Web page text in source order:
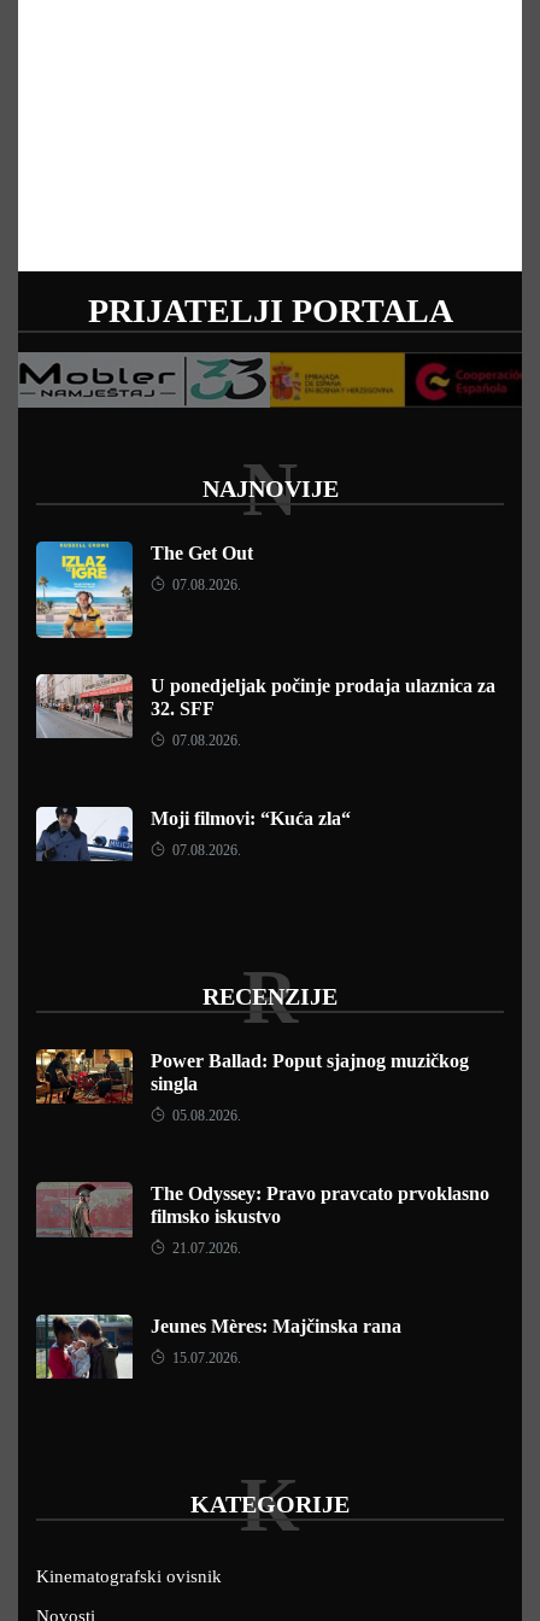
PRIJATELJI PORTALA
NAJNOVIJE
N
The Get Out
07.08.2026.
U ponedjeljak počinje prodaja ulaznica za
32. SFF
07.08.2026.
Moji filmovi: “Kuća zla“
07.08.2026.
RECENZIJE
R
Power Ballad: Poput sjajnog muzičkog
singla
05.08.2026.
The Odyssey: Pravo pravcato prvoklasno
filmsko iskustvo
21.07.2026.
Jeunes Mères: Majčinska rana
15.07.2026.
KATEGORIJE
K
Kinematografski ovisnik
Novosti